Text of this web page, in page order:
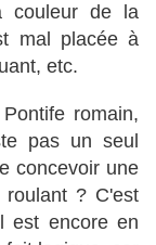
couleur de la
mal placée à
etc.
romain,
pas un seul
concevoir une
? C'est
est encore en